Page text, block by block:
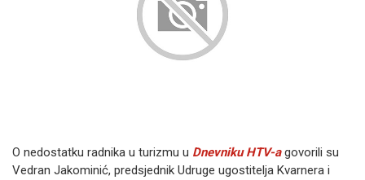
O nedostatku radnika u turizmu u Dnevniku HTV-agovorili su
Vedran Jakominić, predsjednik Udruge ugostitelja Kvarnera i